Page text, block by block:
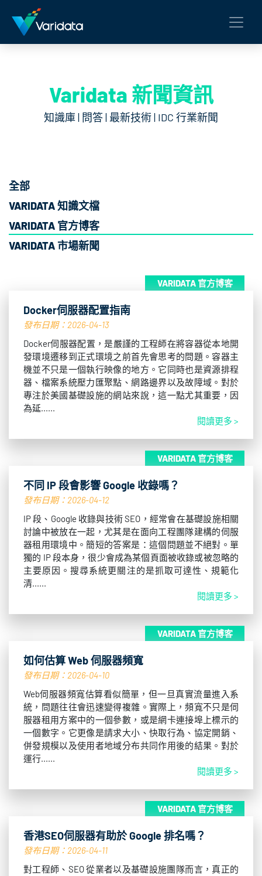
Varidata 新聞資訊
知識庫 | 問答 | 最新技術 | IDC 行業新聞
全部
VARIDATA 知識文檔
VARIDATA 官方博客
VARIDATA 市場新聞
VARIDATA 官方博客
Docker伺服器配置指南
發布日期：2026-04-13
Docker伺服器配置，是嚴謹的工程師在將容器從本地開
發環境遷移到正式環境之前首先會思考的問題。容器主
機並不只是一個執行映像的地方。它同時也是資源排程
器、檔案系統壓力匯聚點、網路邊界以及故障域。對於
專注於美國基礎設施的網站來說，這一點尤其重要，因
為延......
閱讀更多 >
VARIDATA 官方博客
不同 IP 段會影響 Google 收錄嗎？
發布日期：2026-04-12
IP 段、Google 收錄與技術 SEO，經常會在基礎設施相關
討論中被放在一起，尤其是在面向工程團隊建構的伺服
器租用環境中。簡短的答案是：這個問題並不絕對。單
獨的 IP 段本身，很少會成為某個頁面被收錄或被忽略的
主要原因。搜尋系統更關注的是抓取可達性、規範化
清......
閱讀更多 >
VARIDATA 官方博客
如何估算 Web 伺服器頻寬
發布日期：2026-04-10
Web伺服器頻寬估算看似簡單，但一旦真實流量進入系
統，問題往往會迅速變得複雜。實際上，頻寬不只是伺
服器租用方案中的一個參數，或是網卡連接埠上標示的
一個數字。它更像是請求大小、快取行為、協定開銷、
併發規模以及使用者地域分布共同作用後的結果。對於
運行......
閱讀更多 >
VARIDATA 官方博客
香港SEO伺服器有助於 Google 排名嗎？
發布日期：2026-04-11
對工程師、SEO 從業者以及基礎設施團隊而言，真正的